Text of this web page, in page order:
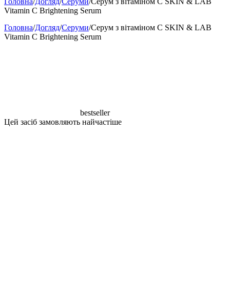
Vitamin C Brightening Serum
Головна/Догляд/Серуми/Cерум з вітаміном С SKIN & LAB
Vitamin C Brightening Serum
bestseller
Цей засіб замовляють найчастіше